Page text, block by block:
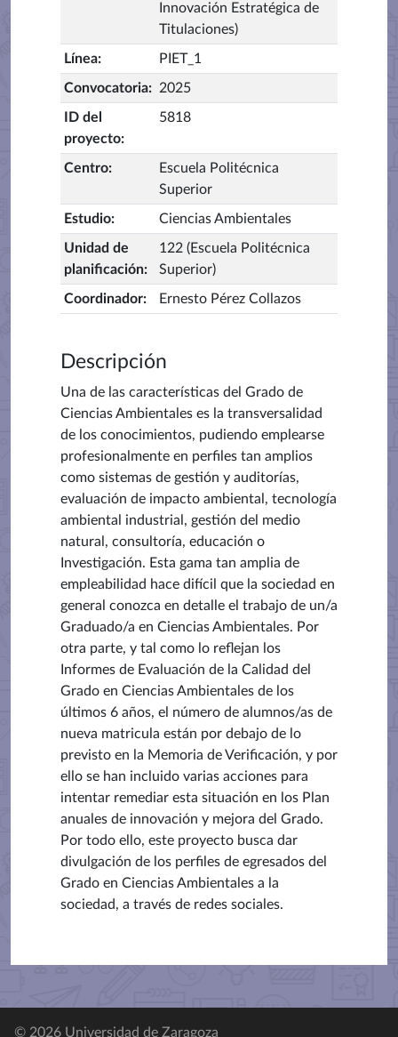
Innovación Estratégica de
Titulaciones)
Línea: PIET_1
Convocatoria: 2025
ID del
proyecto:
5818
Centro:
Escuela Politécnica
Superior
Estudio: Ciencias Ambientales
Unidad de
planificación:
122 (Escuela Politécnica
Superior)
Coordinador: Ernesto Pérez Collazos
Descripción
Una de las características del Grado de
Ciencias Ambientales es la transversalidad
de los conocimientos, pudiendo emplearse
profesionalmente en perfiles tan amplios
como sistemas de gestión y auditorías,
evaluación de impacto ambiental, tecnología
ambiental industrial, gestión del medio
natural, consultoría, educación o
Investigación. Esta gama tan amplia de
empleabilidad hace difícil que la sociedad en
general conozca en detalle el trabajo de un/a
Graduado/a en Ciencias Ambientales. Por
otra parte, y tal como lo reflejan los
Informes de Evaluación de la Calidad del
Grado en Ciencias Ambientales de los
últimos 6 años, el número de alumnos/as de
nueva matricula están por debajo de lo
previsto en la Memoria de Verificación, y por
ello se han incluido varias acciones para
intentar remediar esta situación en los Plan
anuales de innovación y mejora del Grado.
Por todo ello, este proyecto busca dar
divulgación de los perfiles de egresados del
Grado en Ciencias Ambientales a la
sociedad, a través de redes sociales.
© 2026 Universidad de Zaragoza